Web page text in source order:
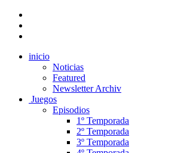
inicio
Noticias
Featured
Newsletter Archiv
Juegos
Episodios
1º Temporada
2º Temporada
3º Temporada